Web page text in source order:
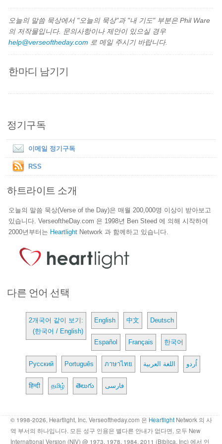
오늘의 말씀 묵상에서 "오늘의 묵상"과 "내 기도" 부분은 Phil Ware
의 저작물입니다. 문의사항이나 제안이 있으실 경우
help@verseoftheday.com 로 메일 주시기 바랍니다.
한마디 남기기
정기구독
이메일 정기구독
RSS
하트라이트 소개
오늘의 말씀 묵상(Verse of the Day)은 매월 200,000명 이상이 받아보고
있습니다. VerseoftheDay.com 은 1998년 Ben Steed 에 의해 시작하여
2000년부터는 Heartlight Network 과 함께하고 있습니다.
다른 언어 선택
2개국어 같이 보기:
(한국어 / English)
English 中文 Deutsch
Español Français 한국어
Русский Português ภาษาไทย اللغة العربية اُردو
हिन्दी தமிழ் తెలుగు فارسی
© 1998-2026, Heartlight, Inc. Verseoftheday.com 은 Heartlight Network 의 사
역 부서의 하나입니다. 모든 성구 인용은 별다른 안내가 없다면, 모두 New
International Version (NIV) @ 1973, 1978, 1984, 2011 (Biblica, Inc) 에서 인